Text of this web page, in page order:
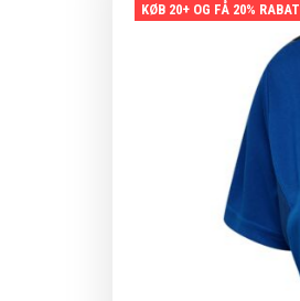
KØB 20+ OG FÅ 20% RABAT